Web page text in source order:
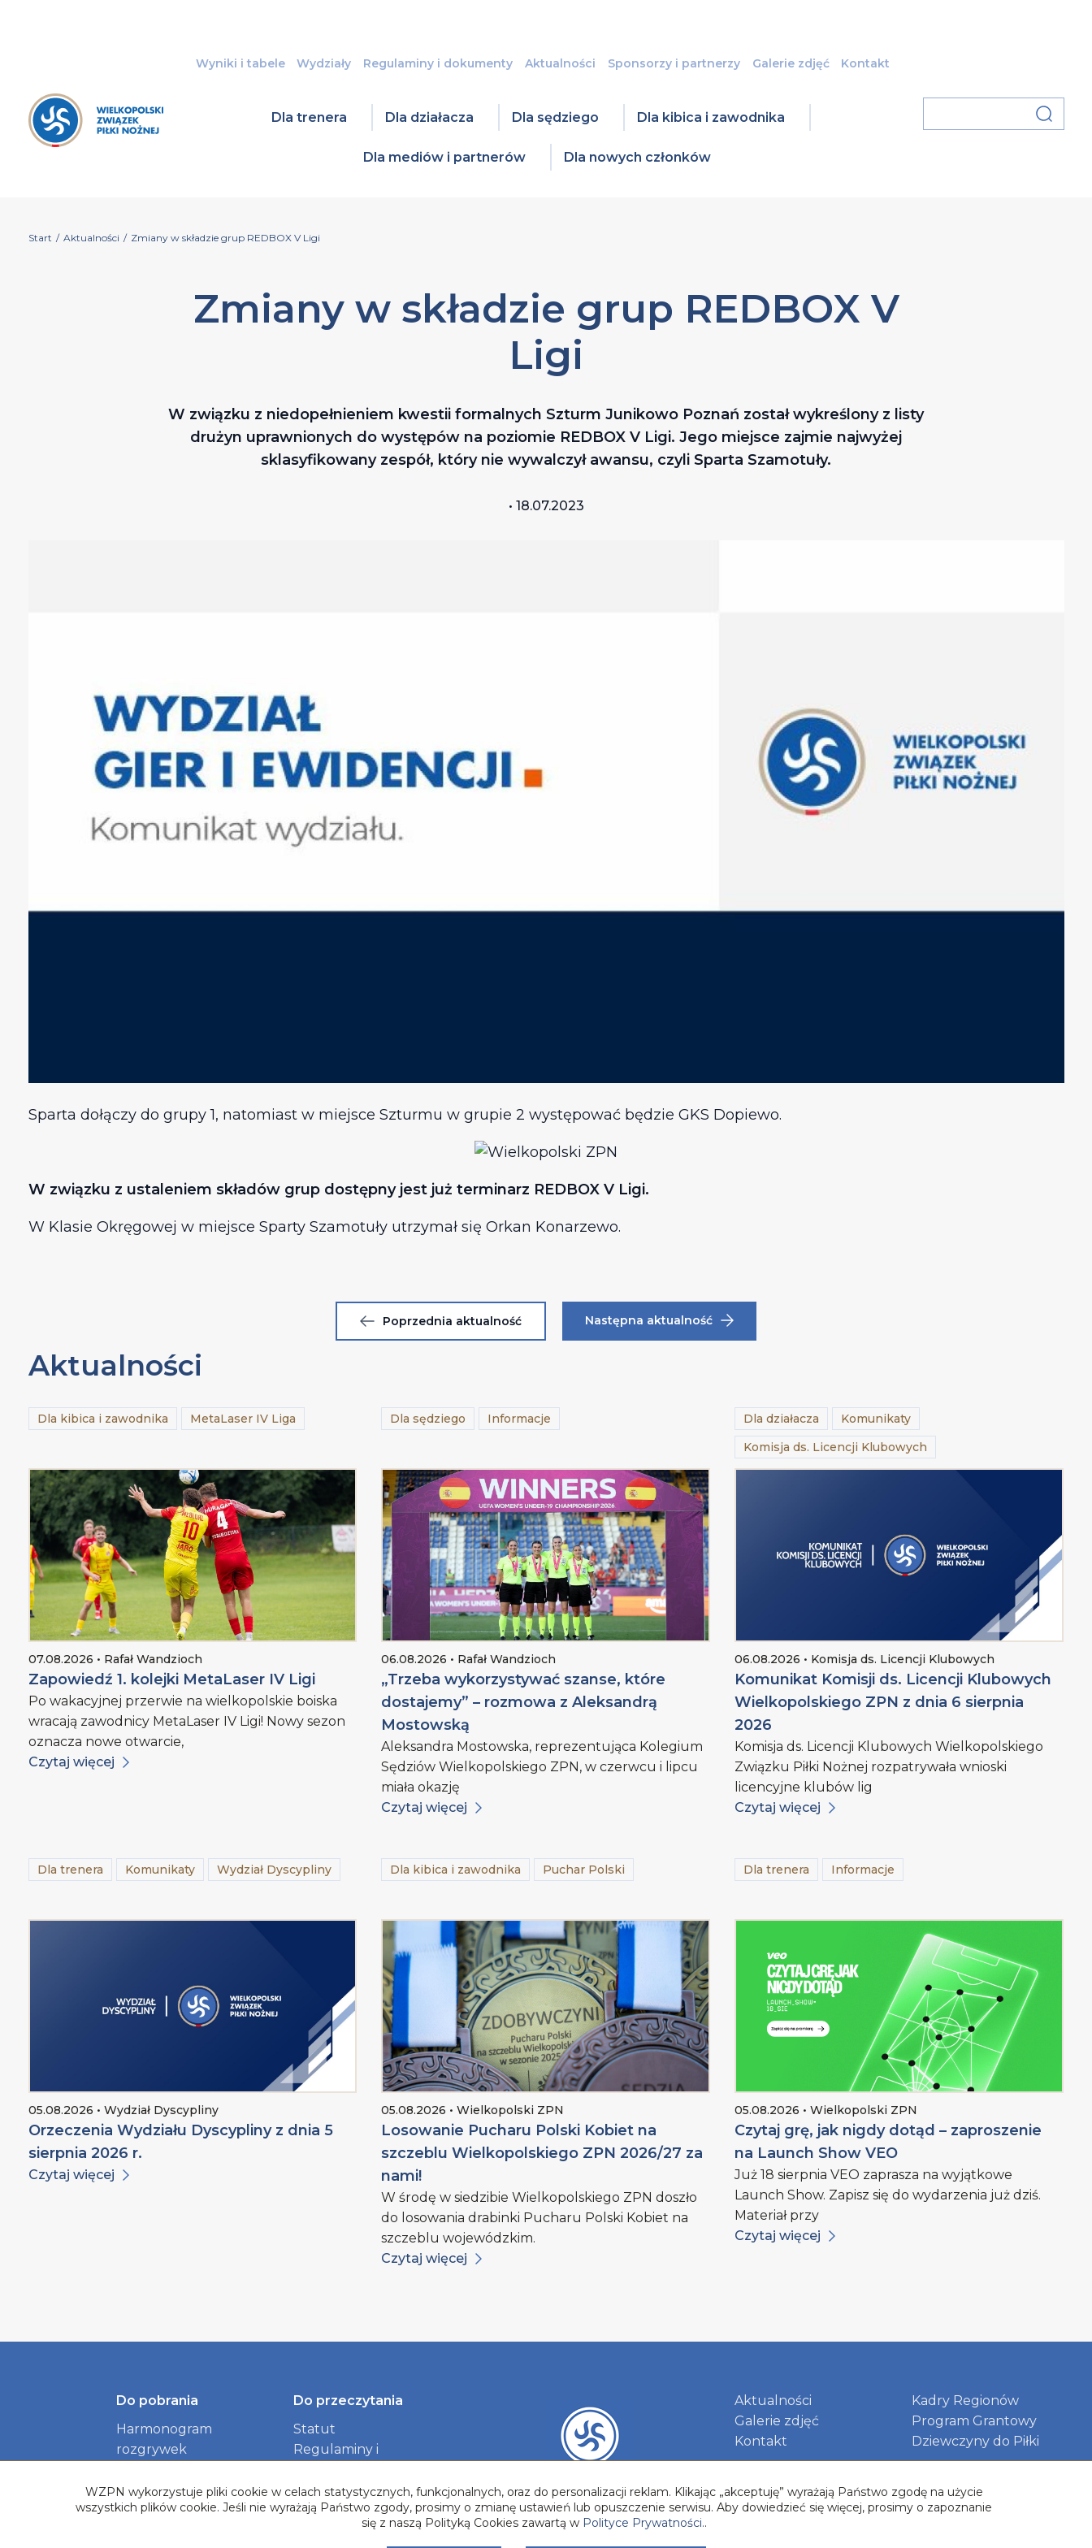
Wyniki i tabele Wydziały Regulaminy i dokumenty Aktualności Sponsorzy i partnerzy Galerie zdjęć Kontakt
Dla trenera Dla działacza Dla sędziego Dla kibica i zawodnika
Dla mediów i partnerów Dla nowych członków
Start / Aktualności / Zmiany w składzie grup REDBOX V Ligi
Zmiany w składzie grup REDBOX V
Ligi
W związku z niedopełnieniem kwestii formalnych Szturm Junikowo Poznań został wykreślony z listy
drużyn uprawnionych do występów na poziomie REDBOX V Ligi. Jego miejsce zajmie najwyżej
sklasyfikowany zespół, który nie wywalczył awansu, czyli Sparta Szamotuły.
• 18.07.2023
Sparta dołączy do grupy 1, natomiast w miejsce Szturmu w grupie 2 występować będzie GKS Dopiewo.
W związku z ustaleniem składów grup dostępny jest już terminarz REDBOX V Ligi.
W Klasie Okręgowej w miejsce Sparty Szamotuły utrzymał się Orkan Konarzewo.
Poprzednia aktualność Następna aktualność
Aktualności
Dla kibica i zawodnika MetaLaser IV Liga
07.08.2026 • Rafał Wandzioch
Zapowiedź 1. kolejki MetaLaser IV Ligi
Po wakacyjnej przerwie na wielkopolskie boiska
wracają zawodnicy MetaLaser IV Ligi! Nowy sezon
oznacza nowe otwarcie,
Czytaj więcej
Dla sędziego Informacje
06.08.2026 • Rafał Wandzioch
„Trzeba wykorzystywać szanse, które
dostajemy” – rozmowa z Aleksandrą
Mostowską
Aleksandra Mostowska, reprezentująca Kolegium
Sędziów Wielkopolskiego ZPN, w czerwcu i lipcu
miała okazję
Czytaj więcej
Dla działacza
Komunikaty
Komisja ds. Licencji Klubowych
06.08.2026 • Komisja ds. Licencji Klubowych
Komunikat Komisji ds. Licencji Klubowych
Wielkopolskiego ZPN z dnia 6 sierpnia
2026
Komisja ds. Licencji Klubowych Wielkopolskiego
Związku Piłki Nożnej rozpatrywała wnioski
licencyjne klubów lig
Czytaj więcej
Dla trenera Komunikaty Wydział Dyscypliny
05.08.2026 • Wydział Dyscypliny
Orzeczenia Wydziału Dyscypliny z dnia 5
sierpnia 2026 r.
Czytaj więcej
Dla kibica i zawodnika Puchar Polski
05.08.2026 • Wielkopolski ZPN
Losowanie Pucharu Polski Kobiet na
szczeblu Wielkopolskiego ZPN 2026/27 za
nami!
W środę w siedzibie Wielkopolskiego ZPN doszło
do losowania drabinki Pucharu Polski Kobiet na
szczeblu wojewódzkim.
Czytaj więcej
Dla trenera Informacje
05.08.2026 • Wielkopolski ZPN
Czytaj grę, jak nigdy dotąd – zaproszenie
na Launch Show VEO
Już 18 sierpnia VEO zaprasza na wyjątkowe
Launch Show. Zapisz się do wydarzenia już dziś.
Materiał przy
Czytaj więcej
Do pobrania
Harmonogram
rozgrywek
Związku
Logotypy Rozgrywek
Do przeczytania
Statut
Regulaminy i
Aktualności
Galerie zdjęć
Kontakt
Kadry Regionów
Program Grantowy
Dziewczyny do Piłki
WZPN wykorzystuje pliki cookie w celach statystycznych, funkcjonalnych, oraz do personalizacji reklam. Klikając „akceptuję” wyrażają Państwo zgodę na użycie
wszystkich plików cookie. Jeśli nie wyrażają Państwo zgody, prosimy o zmianę ustawień lub opuszczenie serwisu. Aby dowiedzieć się więcej, prosimy o zapoznanie
się z naszą Polityką Cookies zawartą w Polityce Prywatności..